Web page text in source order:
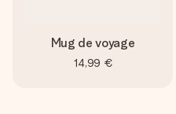
Mug de voyage
14,99 €